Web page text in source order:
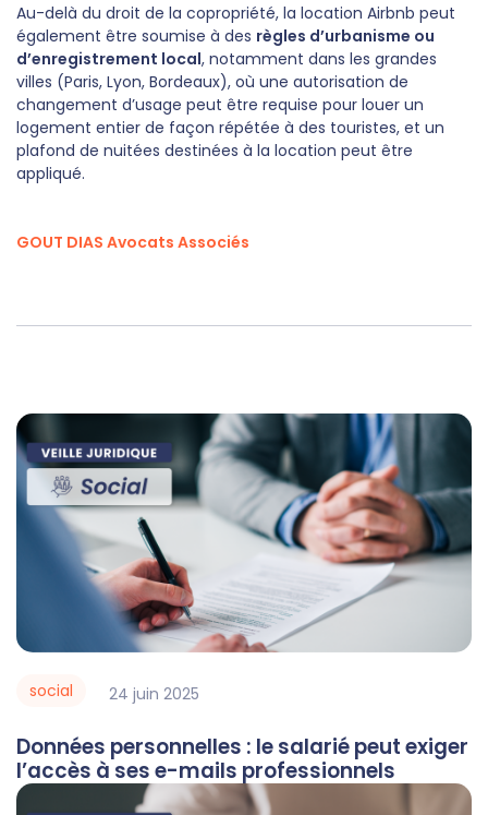
Au-delà du droit de la copropriété, la location Airbnb peut
également être soumise à des règles d’urbanisme ou
d’enregistrement local, notamment dans les grandes
villes (Paris, Lyon, Bordeaux), où une autorisation de
changement d’usage peut être requise pour louer un
logement entier de façon répétée à des touristes, et un
plafond de nuitées destinées à la location peut être
appliqué.
GOUT DIAS Avocats Associés
Données personnelles : le salarié peut exiger
l’accès à ses e-mails professionnels
24 juin 2025
social